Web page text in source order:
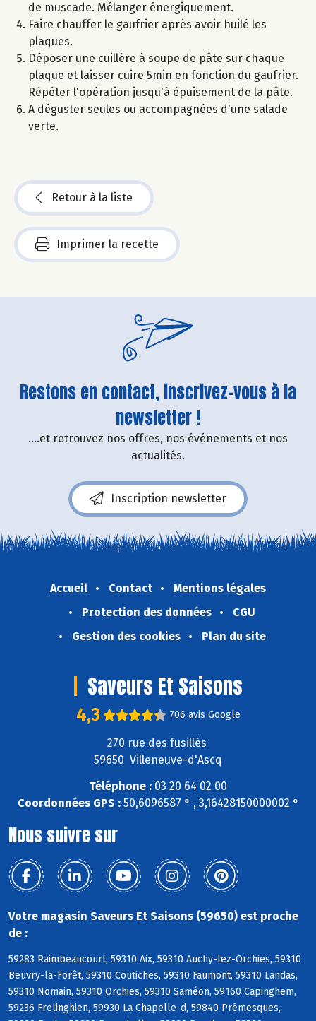
de muscade. Mélanger énergiquement.
Faire chauffer le gaufrier après avoir huilé les
plaques.
Déposer une cuillère à soupe de pâte sur chaque
plaque et laisser cuire 5min en fonction du gaufrier.
Répéter l'opération jusqu'à épuisement de la pâte.
A déguster seules ou accompagnées d'une salade
verte.
Retour à la liste
Imprimer la recette
Restons en contact, inscrivez-vous à la
newsletter !
....et retrouvez nos offres, nos événements et nos
actualités.
Inscription newsletter
Accueil Contact
Mentions légales
Protection des données
CGU
Gestion des cookies
Plan du site
Saveurs Et Saisons
4,3 706 avis Google
270 rue des fusillés
59650 Villeneuve-d'Ascq
Téléphone : 03 20 64 02 00
Coordonnées GPS :50,6096587 ° , 3,16428150000002 °
Nous suivre sur
Votre magasin Saveurs Et Saisons (59650) est proche
de :
59283 Raimbeaucourt, 59310 Aix, 59310 Auchy-lez-Orchies, 59310
Beuvry-la-Forêt, 59310 Coutiches, 59310 Faumont, 59310 Landas,
59310 Nomain, 59310 Orchies, 59310 Saméon, 59160 Capinghem,
59236 Frelinghien, 59930 La Chapelle-d, 59840 Prémesques,